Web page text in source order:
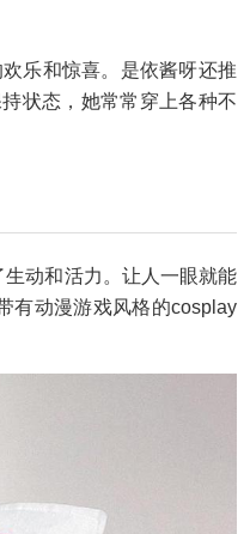
乐和惊喜。是依酱呀还推
状态，她常常穿上各种不
动和活力。让人一眼就能
有动漫游戏风格的cosplay